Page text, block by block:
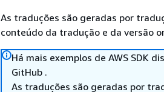
As traduções são geradas por
conteúdo da tradução e da versão
Há mais exemplos de AWS SDK
GitHub .
As traduções são geradas por